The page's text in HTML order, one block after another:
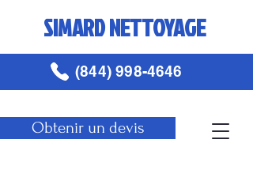
SIMARD NETTOYAGE
Obtenir un devis
(844) 998-4646